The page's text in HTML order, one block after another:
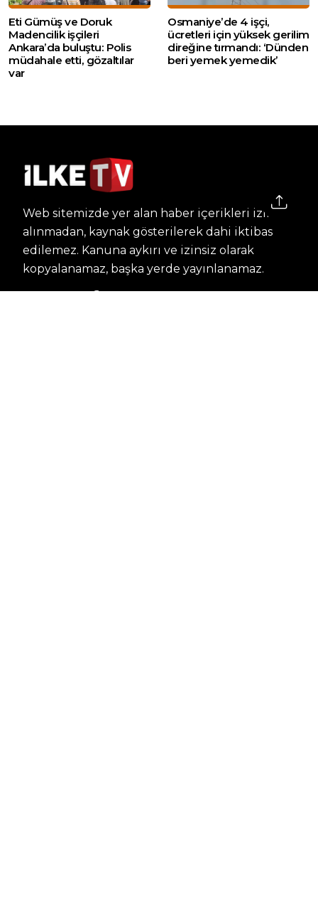
Eti Gümüş ve Doruk
Madencilik işçileri
Ankara’da buluştu: Polis
müdahale etti, gözaltılar
var
Osmaniye’de 4 işçi,
ücretleri için yüksek gerilim
direğine tırmandı: ‘Dünden
beri yemek yemedik’
Web sitemizde yer alan haber içerikleri izin
alınmadan, kaynak gösterilerek dahi iktibas
edilemez. Kanuna aykırı ve izinsiz olarak
kopyalanamaz, başka yerde yayınlanamaz.